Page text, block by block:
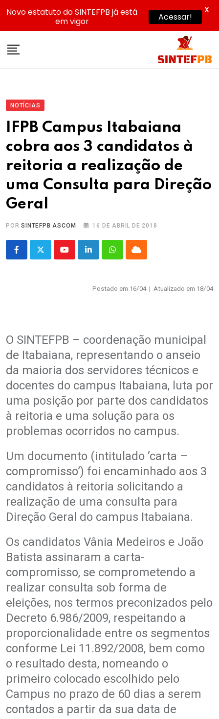
NOTÍCIAS
IFPB Campus Itabaiana
cobra aos 3 candidatos à
reitoria a realização de
uma Consulta para Direção
Geral
PORSINTEFPB ASCOM 16 DE ABRIL DE 2018
YoutubeLinkedInWhatsappCloud
Postado em 16/04 | Atualizado em 18/04
O SINTEFPB – coordenação municipal
de Itabaiana, representando o anseio
da maioria dos servidores técnicos e
docentes do campus Itabaiana, luta por
uma posição por parte dos candidatos
à reitoria e uma solução para os
problemas ocorridos no campus.
Um documento (intitulado ‘carta –
compromisso’) foi encaminhado aos 3
candidatos à reitoria solicitando a
realização de uma consulta para
Direção Geral do campus Itabaiana.
Os candidatos Vânia Medeiros e João
Batista assinaram a carta-
compromisso, se comprometendo a
realizar consulta sob forma de
eleições, nos termos preconizados pelo
Decreto 6.986/2009, respeitando a
proporcionalidade entre os segmentos
conforme Lei 11.892/2008, bem como
o resultado desta, nomeando o
primeiro colocado escolhido pelo
Campus no prazo de 60 dias a serem
contados a partir da sua data de
Novo estatuto do SINTEFPB já está
em vigor
Acessar!
X